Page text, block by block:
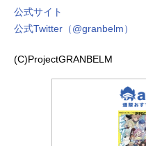
公式サイト
公式Twitter（@granbelm）
(C)ProjectGRANBELM